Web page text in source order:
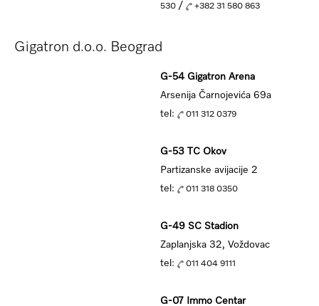
530 / +382 31 580 863
Gigatron d.o.o. Beograd
G-54 Gigatron Arena
Arsenija Čarnojevića 69a
tel:
011 312 0379
G-53 TC Okov
Partizanske avijacije 2
tel:
011 318 0350
G-49 SC Stadion
Zaplanjska 32, Voždovac
tel:
011 404 9111
G-07 Immo Centar